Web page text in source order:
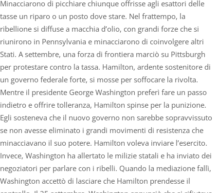
Minacciarono di picchiare chiunque offrisse agli esattori delle
tasse un riparo o un posto dove stare. Nel frattempo, la
ribellione si diffuse a macchia d’olio, con grandi forze che si
riunirono in Pennsylvania e minacciarono di coinvolgere altri
Stati. A settembre, una forza di frontiera marciò su Pittsburgh
per protestare contro la tassa. Hamilton, ardente sostenitore di
un governo federale forte, si mosse per soffocare la rivolta.
Mentre il presidente George Washington preferì fare un passo
indietro e offrire tolleranza, Hamilton spinse per la punizione.
Egli sosteneva che il nuovo governo non sarebbe sopravvissuto
se non avesse eliminato i grandi movimenti di resistenza che
minacciavano il suo potere. Hamilton voleva inviare l’esercito.
Invece, Washington ha allertato le milizie statali e ha inviato dei
negoziatori per parlare con i ribelli. Quando la mediazione fallì,
Washington accettò di lasciare che Hamilton prendesse il